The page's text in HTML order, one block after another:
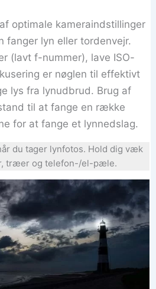
optimale kameraindstillinger
fanger lyn eller tordenvejr.
(lavt f-nummer), lave ISO-
er nøglen til effektivt
lys fra lynudbrud. Brug af
til at fange en række
for at fange et lynnedslag.
du tager lynfotos. Hold dig væk
træer og telefon-/el-pæle.